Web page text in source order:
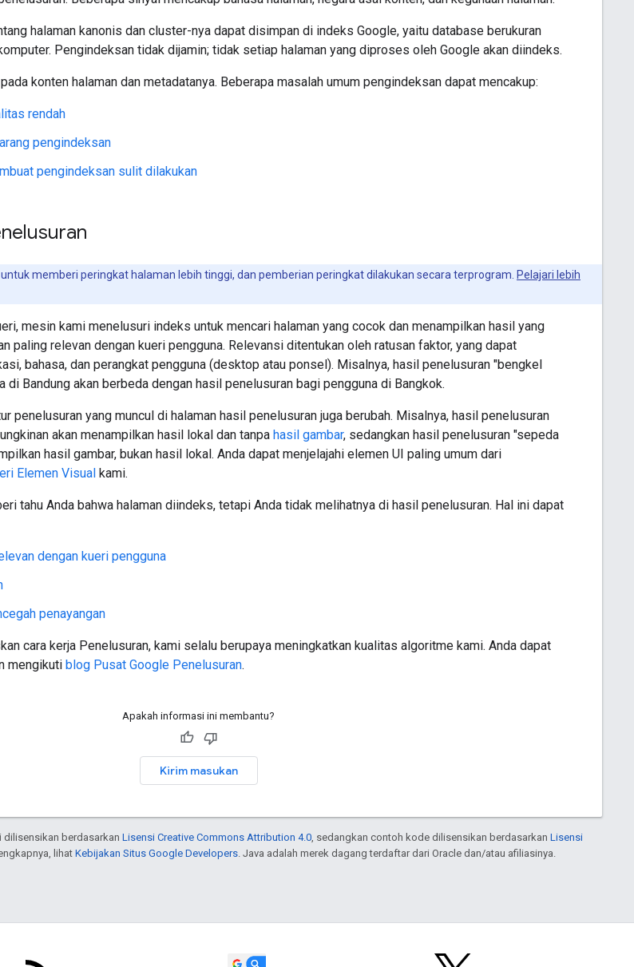
halaman kanonis dan cluster-nya dapat disimpan di indeks Google, yaitu database berukuran
Pengindeksan tidak dijamin; tidak setiap halaman yang diproses oleh Google akan diindeks.
konten halaman dan metadatanya. Beberapa masalah umum pengindeksan dapat mencakup:
rendah
pengindeksan
pengindeksan sulit dilakukan
memberi peringkat halaman lebih tinggi, dan pemberian peringkat dilakukan secara terprogram. Pelajari lebih
mesin kami menelusuri indeks untuk mencari halaman yang cocok dan menampilkan hasil yang
paling relevan dengan kueri pengguna. Relevansi ditentukan oleh ratusan faktor, yang dapat
bahasa, dan perangkat pengguna (desktop atau ponsel). Misalnya, hasil penelusuran "bengkel
di Bandung akan berbeda dengan hasil penelusuran bagi pengguna di Bangkok.
penelusuran yang muncul di halaman hasil penelusuran juga berubah. Misalnya, hasil penelusuran
akan menampilkan hasil lokal dan tanpa hasil gambar, sedangkan hasil penelusuran "sepeda
hasil gambar, bukan hasil lokal. Anda dapat menjelajahi elemen UI paling umum dari
Elemen Visual kami.
tahu Anda bahwa halaman diindeks, tetapi Anda tidak melihatnya di hasil penelusuran. Hal ini dapat
dengan kueri pengguna
penayangan
cara kerja Penelusuran, kami selalu berupaya meningkatkan kualitas algoritme kami. Anda dapat
mengikuti blog Pusat Google Penelusuran.
Apakah informasi ini membantu?
Kirim masukan
dilisensikan berdasarkan Lisensi Creative Commons Attribution 4.0 , sedangkan contoh kode dilisensikan berdasarkan Lisensi
lihatKebijakan Situs Google Developers . Java adalah merek dagang terdaftar dari Oracle dan/atau afiliasinya.